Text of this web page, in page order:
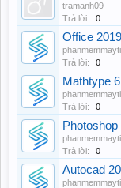
tramanh09
Trả lời:
0
Office
Trả lời:
0
Mathtype
Trả lời:
0
Trả lời:
0
Autocad